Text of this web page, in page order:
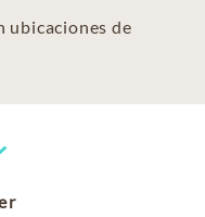
ubicaciones de